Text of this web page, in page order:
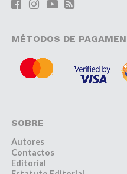
MÉTODOS DE
SOBRE
Autores
Contactos
Editorial